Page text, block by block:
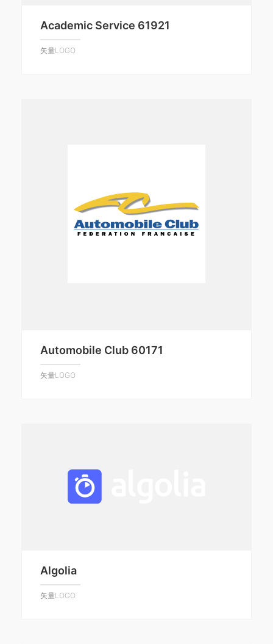
Academic Service 61921
矢量LOGO
Automobile Club 60171
矢量LOGO
Algolia
矢量LOGO